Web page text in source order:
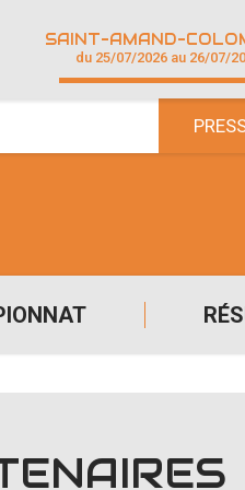
du 25/07/2026 au 26/07/